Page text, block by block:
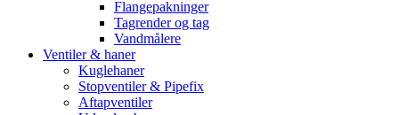
Flangepakninger
Tagrender og tag
Vandmålere
Ventiler & haner
Kuglehaner
Stopventiler & Pipefix
Aftapventiler